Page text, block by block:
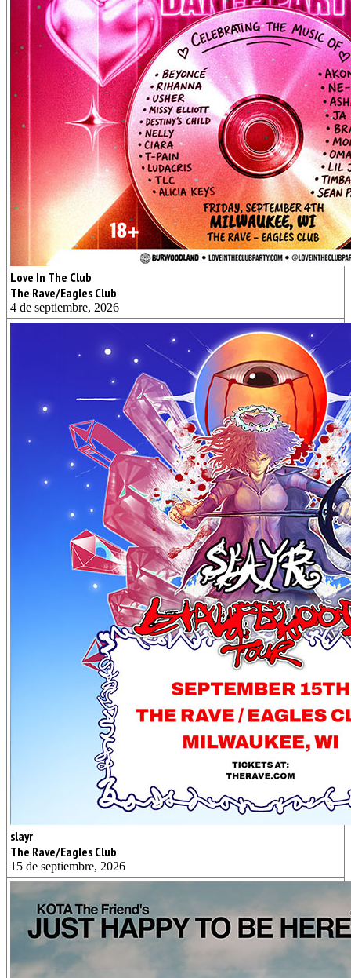
Love In The Club
The Rave/Eagles Club
4 de septiembre, 2026
slayr
The Rave/Eagles Club
15 de septiembre, 2026